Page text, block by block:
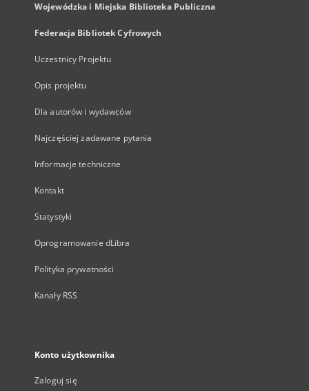
Wojewódzka i Miejska Biblioteka Publiczna
Federacja Bibliotek Cyfrowych
Uczestnicy Projektu
Opis projektu
Dla autorów i wydawców
Najczęściej zadawane pytania
Informacje techniczne
Kontakt
Statystyki
Oprogramowanie dLibra
Polityka prywatności
Kanały RSS
Konto użytkownika
Zaloguj się